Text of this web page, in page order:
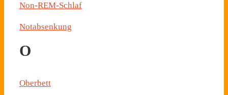
Non-REM-Schlaf
Notabsenkung
O
Oberbett